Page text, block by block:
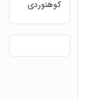
کوهنوردی